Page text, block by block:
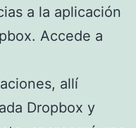
a la aplicación
Accede a
allí
Dropbox y